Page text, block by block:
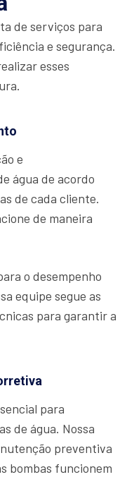
de serviços para
e segurança.
esses
e
água de acordo
de cada cliente.
de maneira
o desempenho
equipe segue as
para garantir a
para
de água. Nossa
preventiva
bombas funcionem